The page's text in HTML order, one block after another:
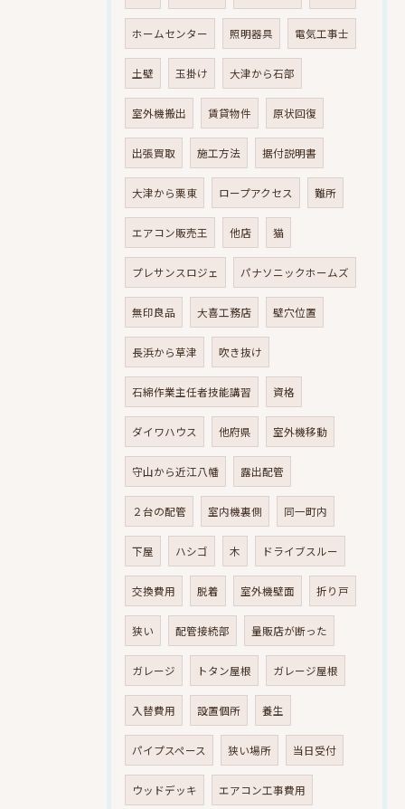
ホームセンター 照明器具 電気工事士
土壁 玉掛け 大津から石部
室外機搬出 賃貸物件 原状回復
出張買取 施工方法 据付説明書
大津から栗東 ロープアクセス 難所
エアコン販売王 他店 猫
プレサンスロジェ パナソニックホームズ
無印良品 大喜工務店 壁穴位置
長浜から草津 吹き抜け
石綿作業主任者技能講習 資格
ダイワハウス 他府県 室外機移動
守山から近江八幡 露出配管
２台の配管 室内機裏側 同一町内
下屋 ハシゴ 木 ドライブスルー
交換費用 脱着 室外機壁面 折り戸
狭い 配管接続部 量販店が断った
ガレージ トタン屋根 ガレージ屋根
入替費用 設置個所 養生
パイプスペース 狭い場所 当日受付
ウッドデッキ エアコン工事費用